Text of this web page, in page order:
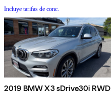
Incluye tarifas de conc.
2019 BMW X3 sDrive30i RWD